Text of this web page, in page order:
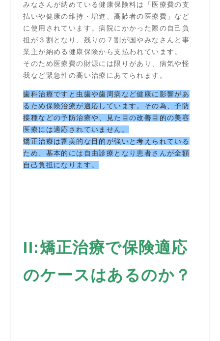
みなさんが納めている健康保険料は「医療費の支
払いや健康の維持・増進、高齢者の医療費」など
に使用されています。病院にかかった際の自己負
担が３割となり、残りの７割が国やみなさんと事
業主が納める健康保険から支払われています。
そのため医療費の財源には限りがあり、病気や怪
我など緊急性の高い治療にあてられます。
歯科治療ですと虫歯や歯周病など健康に影響があ
るため保険治療が適応しています。 その為、予防
接種などの予防治療や、見た目の改善目的の美容
医療には適応されていません。
矯正治療は審美的な目的が強いと考えられている
ため、基本的には自由診療となり患者さんが全額
自己負担になります。
II:矯正治療で保険適応
のケースはあるのか？